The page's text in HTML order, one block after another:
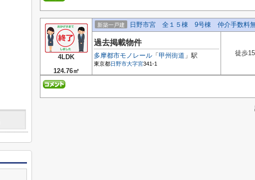
4LDK
124.76㎡
新築一戸建 日野市宮 全１５棟 9号棟 仲介手数料
過去掲載物件
多摩都市モノレール 「 甲州街道 」駅
東京都日野市大字宮341-1
徒歩